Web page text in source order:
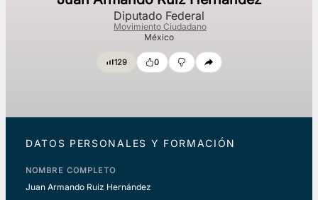
Diputado Federal
Movimiento Ciudadano
México
129 0
DATOS PERSONALES Y FORMACIÓN
NOMBRE COMPLETO
Juan Armando Ruiz Hernández